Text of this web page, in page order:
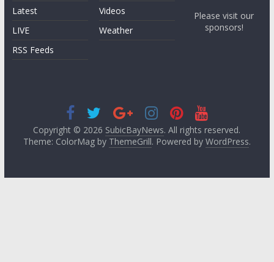
Latest
LIVE
RSS Feeds
Videos
Weather
Please visit our
sponsors!
Copyright © 2026 SubicBayNews. All rights reserved.
Theme: ColorMag by ThemeGrill. Powered by WordPress.